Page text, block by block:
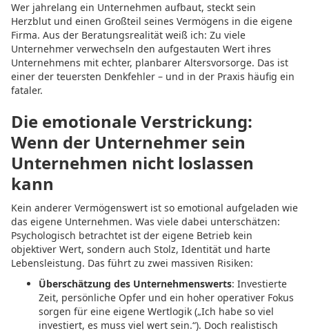
Wer jahrelang ein Unternehmen aufbaut, steckt sein
Herzblut und einen Großteil seines Vermögens in die eigene
Firma. Aus der Beratungsrealität weiß ich: Zu viele
Unternehmer verwechseln den aufgestauten Wert ihres
Unternehmens mit echter, planbarer Altersvorsorge. Das ist
einer der teuersten Denkfehler – und in der Praxis häufig ein
fataler.
Die emotionale Verstrickung:
Wenn der Unternehmer sein
Unternehmen nicht loslassen
kann
Kein anderer Vermögenswert ist so emotional aufgeladen wie
das eigene Unternehmen. Was viele dabei unterschätzen:
Psychologisch betrachtet ist der eigene Betrieb kein
objektiver Wert, sondern auch Stolz, Identität und harte
Lebensleistung. Das führt zu zwei massiven Risiken:
Überschätzung des Unternehmenswerts: Investierte
Zeit, persönliche Opfer und ein hoher operativer Fokus
sorgen für eine eigene Wertlogik („Ich habe so viel
investiert, es muss viel wert sein.“). Doch realistisch